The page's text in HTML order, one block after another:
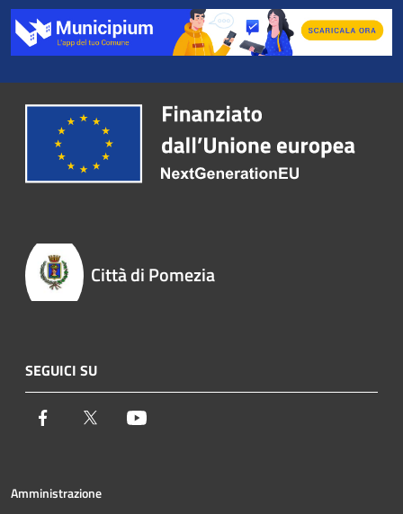
Città di Pomezia
SEGUICI SU
Facebook Twitter
Amministrazione